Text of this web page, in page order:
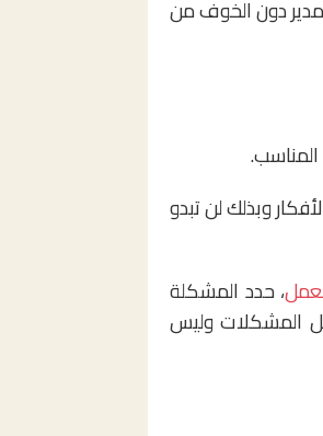
دون الخوف من
وبذلك لن تبدو
، حدد المشكلة
المشكلات وليس